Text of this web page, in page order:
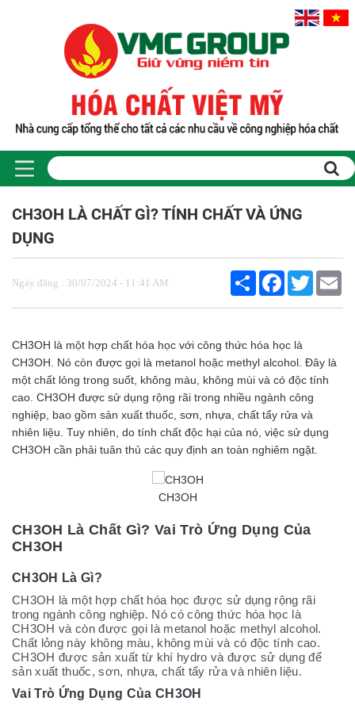
CH3OH LÀ CHẤT GÌ? TÍNH CHẤT VÀ ỨNG
DỤNG
Ngày đăng : 30/07/2024 - 11:41 AM
Share FacebookTwitter
CH3OH là một hợp chất hóa học với công thức hóa học là
CH3OH. Nó còn được gọi là metanol hoặc methyl alcohol. Đây là
một chất lỏng trong suốt, không màu, không mùi và có độc tính
cao. CH3OH được sử dụng rộng rãi trong nhiều ngành công
nghiệp, bao gồm sản xuất thuốc, sơn, nhựa, chất tẩy rửa và
nhiên liệu. Tuy nhiên, do tính chất độc hại của nó, việc sử dụng
CH3OH cần phải tuân thủ các quy định an toàn nghiêm ngặt.
CH3OH
CH3OH Là Chất Gì? Vai Trò Ứng Dụng Của
CH3OH
CH3OH Là Gì?
CH3OH là một hợp chất hóa học được sử dụng rộng rãi
trong ngành công nghiệp. Nó có công thức hóa học là
CH3OH và còn được gọi là metanol hoặc methyl alcohol.
Chất lỏng này không màu, không mùi và có độc tính cao.
CH3OH được sản xuất từ khí hydro và được sử dụng để
sản xuất thuốc, sơn, nhựa, chất tẩy rửa và nhiên liệu.
Vai Trò Ứng Dụng Của CH3OH